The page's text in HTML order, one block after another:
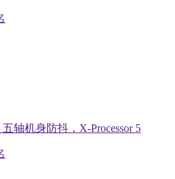
轴机身防抖，X-Processor 5